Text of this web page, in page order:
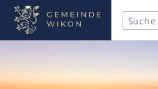
NAVIGIEREN
Schnellnavigation